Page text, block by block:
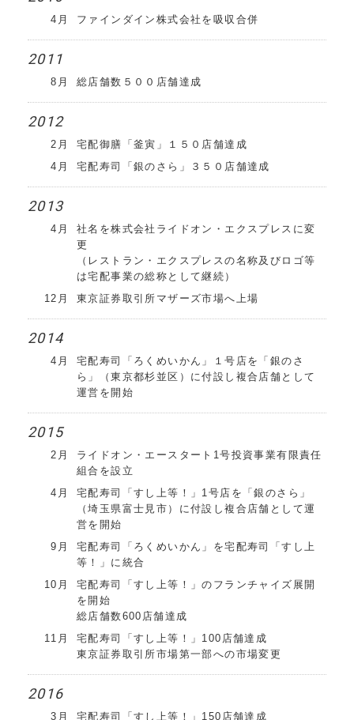
4月 ファインダイン株式会社を吸収合併
2011
8月 総店舗数５００店舗達成
2012
2月
宅配御膳「釜寅」１５０店舗達成
4月
宅配寿司「銀のさら」３５０店舗達成
2013
4月
社名を株式会社ライドオン・エクスプレスに変
更
（レストラン・エクスプレスの名称及びロゴ等
は宅配事業の総称として継続）
12月
東京証券取引所マザーズ市場へ上場
2014
4月
宅配寿司「ろくめいかん」１号店を「銀のさ
ら」（東京都杉並区）に付設し複合店舗として
運営を開始
2015
2月
ライドオン・エースタート1号投資事業有限責任
組合を設立
4月
宅配寿司「すし上等！」1号店を「銀のさら」
（埼玉県富士見市）に付設し複合店舗として運
営を開始
9月
宅配寿司「ろくめいかん」を宅配寿司「すし上
等！」に統合
10月
宅配寿司「すし上等！」のフランチャイズ展開
を開始
総店舗数600店舗達成
11月
宅配寿司「すし上等！」100店舗達成
東京証券取引所市場第一部への市場変更
2016
3月
宅配寿司「すし上等！」150店舗達成